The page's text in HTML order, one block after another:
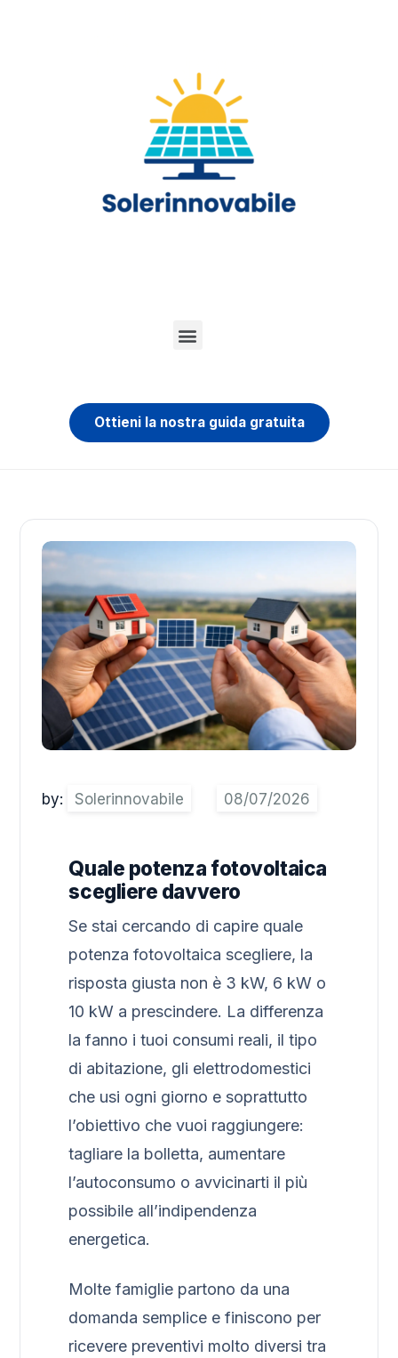
Ottieni la nostra guida gratuita
by: Solerinnovabile
Quale potenza fotovoltaica
scegliere davvero
Se stai cercando di capire quale
potenza fotovoltaica scegliere, la
risposta giusta non è 3 kW, 6 kW o
10 kW a prescindere. La differenza
la fanno i tuoi consumi reali, il tipo
di abitazione, gli elettrodomestici
che usi ogni giorno e soprattutto
l’obiettivo che vuoi raggiungere:
tagliare la bolletta, aumentare
l’autoconsumo o avvicinarti il più
possibile all’indipendenza
energetica.
Molte famiglie partono da una
domanda semplice e finiscono per
ricevere preventivi molto diversi tra